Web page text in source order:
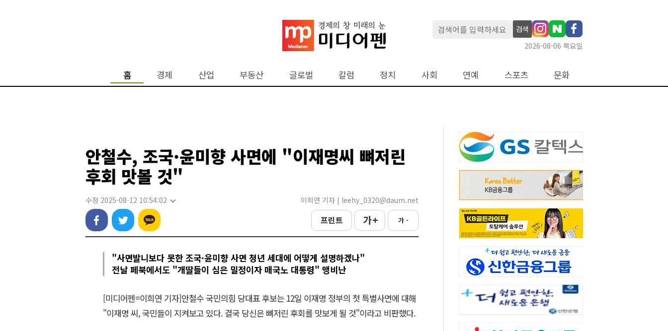
검색
2026-08-06 목요일
홈 경제 산업 부동산 글로벌 칼럼 정치 사회 연예 스포츠 문화
안철수, 조국·윤미향 사면에 "이재명씨 뼈저린
후회 맛볼 것"
수정 2025-08-12 10:54:02 이희연 기자 | leehy_0320@daum.net
프린트 가 + 가 -
"사면발니보다 못한 조국·윤미향 사면 청년 세대에 어떻게 설명하겠나"
전날 페북에서도 "개딸들이 심은 밀정이자 매국노 대통령" 맹비난
[미디어펜=이희연 기자]안철수 국민의힘 당대표 후보는 12일 이재명 정부의 첫 특별사면에 대해
"이재명 씨, 국민들이 지켜보고 있다. 결국 당신은 뼈저린 후회를 맛보게 될 것"이라고 비판했다.